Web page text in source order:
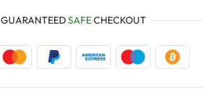
GUARANTEEDSAFECHECKOUT